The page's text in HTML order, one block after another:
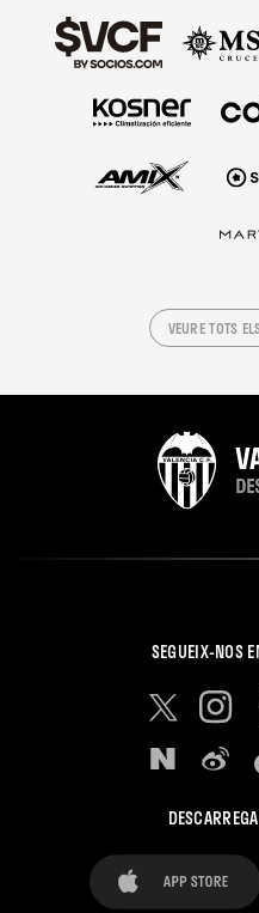
VEURE TOTS
SEGUEIX-NOS